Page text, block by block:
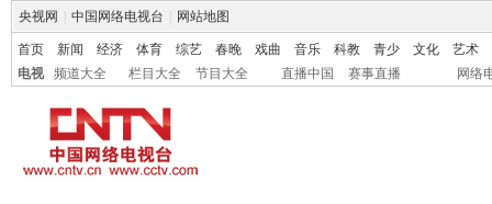
央视网 中国网络电视台 网站地图
首页 新闻 经济 体育 综艺 春晚 戏曲 音乐 科教 青少 文化
艺术
电视
频道大全 栏目大全 节目大全 直播中国 赛事直播 网络